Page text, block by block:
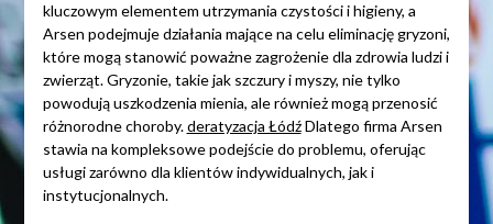
kluczowym elementem utrzymania czystości i higieny, a
Arsen podejmuje działania mające na celu eliminację gryzoni,
które mogą stanowić poważne zagrożenie dla zdrowia ludzi i
zwierząt. Gryzonie, takie jak szczury i myszy, nie tylko
powodują uszkodzenia mienia, ale również mogą przenosić
różnorodne choroby.deratyzacja ŁódźDlatego firma Arsen
stawia na kompleksowe podejście do problemu, oferując
usługi zarówno dla klientów indywidualnych, jak i
instytucjonalnych.